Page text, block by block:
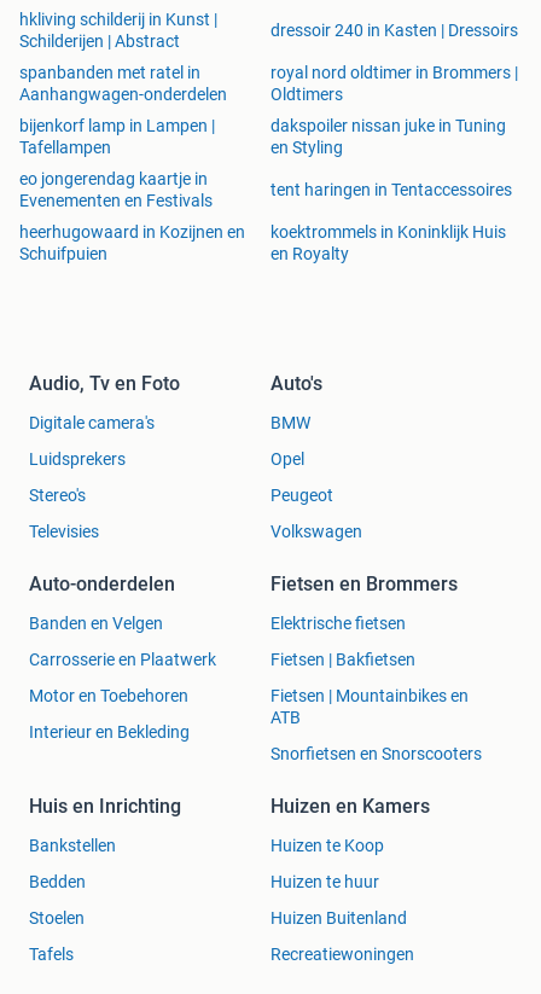
hkliving schilderij in Kunst |
Schilderijen | Abstract
dressoir 240 in Kasten | Dressoirs
spanbanden met ratel in
Aanhangwagen-onderdelen
royal nord oldtimer in Brommers |
Oldtimers
bijenkorf lamp in Lampen |
Tafellampen
dakspoiler nissan juke in Tuning
en Styling
eo jongerendag kaartje in
Evenementen en Festivals
tent haringen in Tentaccessoires
heerhugowaard in Kozijnen en
Schuifpuien
koektrommels in Koninklijk Huis
en Royalty
Audio, Tv en Foto
Digitale camera's
Luidsprekers
Stereo's
Televisies
Auto's
BMW
Opel
Peugeot
Volkswagen
Auto-onderdelen
Banden en Velgen
Carrosserie en Plaatwerk
Motor en Toebehoren
Interieur en Bekleding
Fietsen en Brommers
Elektrische fietsen
Fietsen | Bakfietsen
Fietsen | Mountainbikes en
ATB
Snorfietsen en Snorscooters
Huis en Inrichting
Bankstellen
Bedden
Stoelen
Tafels
Huizen en Kamers
Huizen te Koop
Huizen te huur
Huizen Buitenland
Recreatiewoningen